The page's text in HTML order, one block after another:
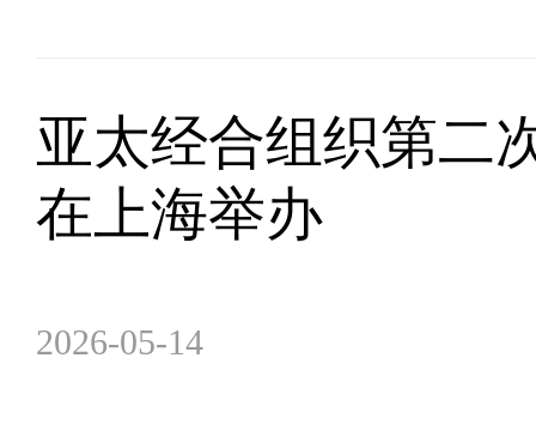
亚太经合组织第二
在上海举办
2026-05-14